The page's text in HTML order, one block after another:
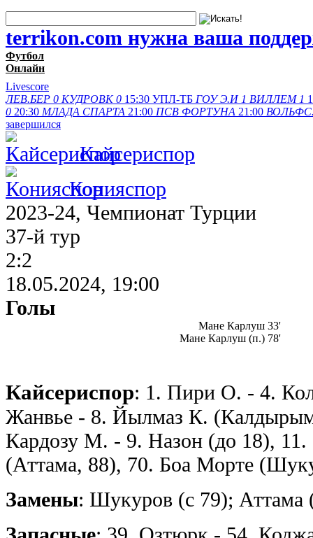
terrikon.com нужна ваша
Футбол
Онлайн
Livescore
ЛЕВ.БЕР 0 КУДРОВК 0 15:30 УПЛ-ТБ ГОУ Э.И 1 ВИЛЛЕМ 1
0 20:30 МЛАДА СПАРТА 21:00 ПСВ ФОРТУНА 21:00
завершился
Кайсериспор
Конияспор
2023-24, Чемпионат Турции
37-й тур
2:2
18.05.2024, 19:00
Голы
Мане Карлуш 33'
Мане Карлуш (п.) 78'
Кайсериспор: 1. Пири О. - 4.
Жанвье - 8. Йылмаз К.
Кардозу М. - 9. Назон (до 18),
(Аттама, 88), 70. Боа Морте
Замены: Шукуров (с 79);